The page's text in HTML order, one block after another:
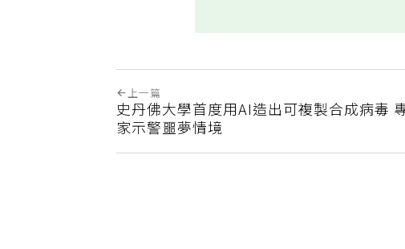
上一篇
史丹佛大學首度用AI造出可複製合成病毒 專
家示警噩夢情境